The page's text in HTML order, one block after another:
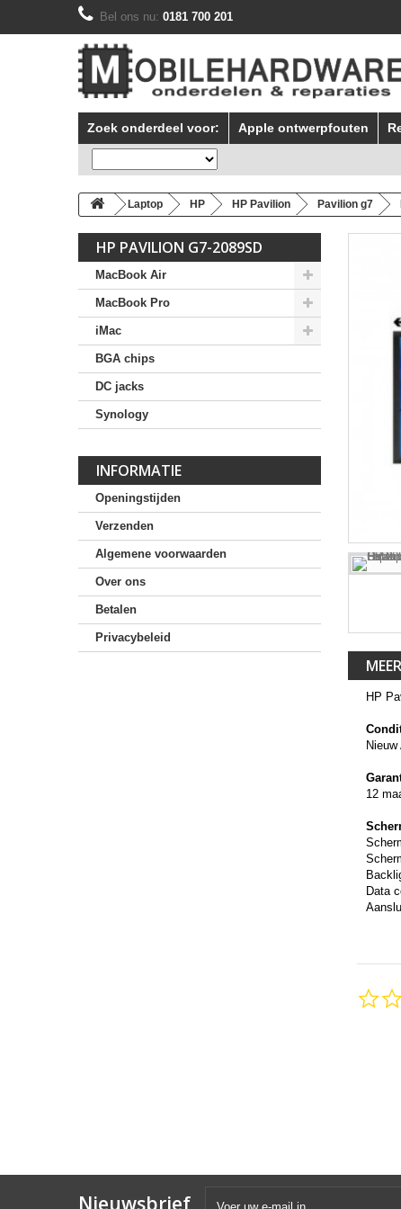
Bel ons nu: 0181 700 201
Zoek onderdeel voor: Apple ontwerpfouten
Laptop HP HP Pavilion Pavilion g7
HP PAVILION G7-2089SD
MacBook Air
MacBook Pro
iMac
BGA chips
DC jacks
Synology
INFORMATIE
Openingstijden
Verzenden
Algemene voorwaarden
Over ons
Betalen
Privacybeleid
HP
12
Data
Nieuwsbrief